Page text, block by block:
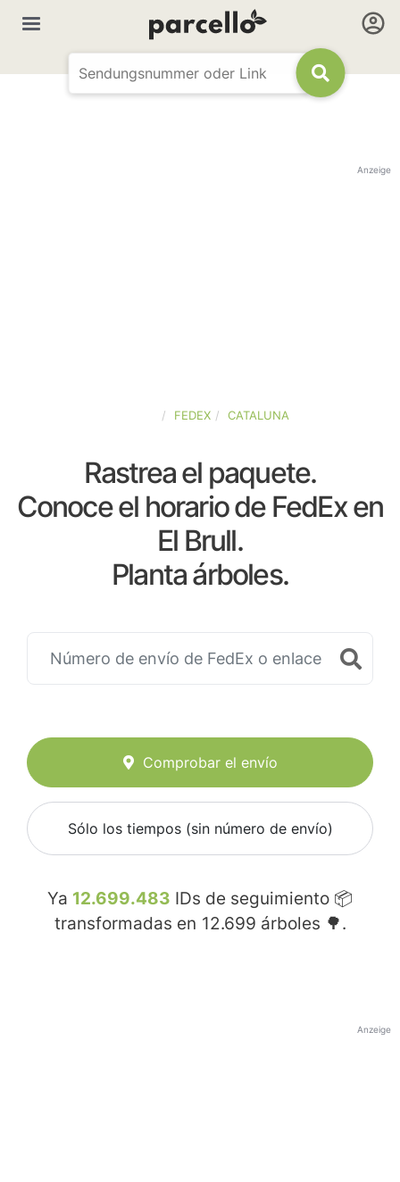
Anzeige
FEDEX CATALUNA
Rastrea el paquete.
Conoce el horario de FedEx en
El Brull.
Planta árboles.
Comprobar el envío
Sólo los tiempos (sin número de envío)
Ya 12.699.483 IDs de seguimiento 📦
transformadas en 12.699 árboles 🌳.
Anzeige